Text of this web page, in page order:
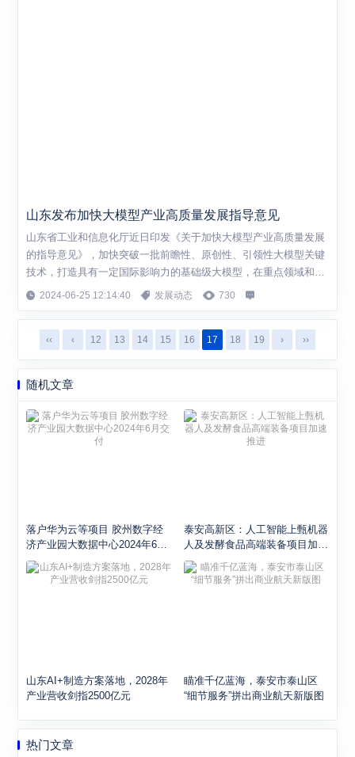
山东发布加快大模型产业高质量发展指导意见
山东省工业和信息化厅近日印发《关于加快大模型产业高质量发展
的指导意见》，加快突破一批前瞻性、原创性、引领性大模型关键
技术，打造具有一定国际影响力的基础级大模型，在重点领域和关
键环节培育一批覆盖范围广、产品能效高的行业级大模型、场景级
生成式、判别式大模型研发，为行业级、场...
2024-06-25 12:14:40 发展动态 730
‹‹ ‹ 12 13 14 15 16 17 18 19 › ››
随机文章
落户华为云等项目 胶州数字经
济产业园大数据中心2024年6月
交付
泰安高新区：人工智能上甄机器
人及发酵食品高端装备项目加速
推进
山东AI+制造方案落地，2028年
产业营收剑指2500亿元
瞄准千亿蓝海，泰安市泰山区
“细节服务”拼出商业航天新版图
热门文章